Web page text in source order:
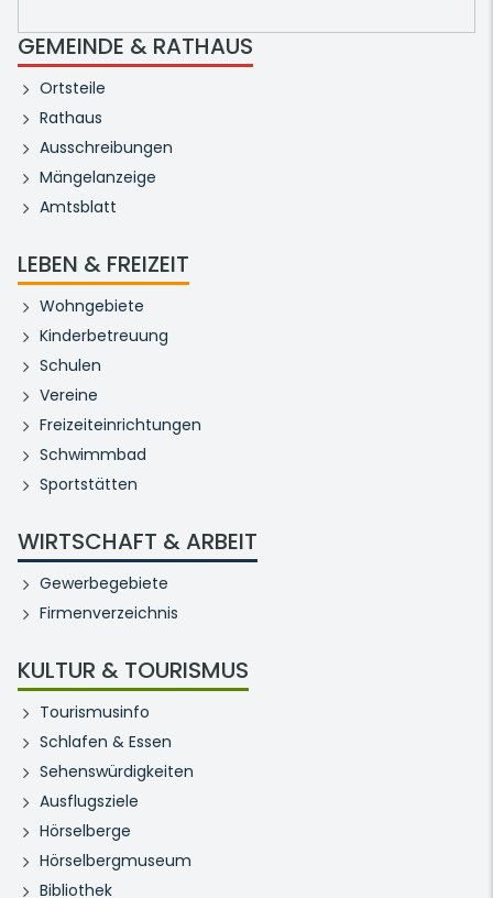
GEMEINDE & RATHAUS
Ortsteile
Rathaus
Ausschreibungen
Mängelanzeige
Amtsblatt
LEBEN & FREIZEIT
Wohngebiete
Kinderbetreuung
Schulen
Vereine
Freizeiteinrichtungen
Schwimmbad
Sportstätten
WIRTSCHAFT & ARBEIT
Gewerbegebiete
Firmenverzeichnis
KULTUR & TOURISMUS
Tourismusinfo
Schlafen & Essen
Sehenswürdigkeiten
Ausflugsziele
Hörselberge
Hörselbergmuseum
Bibliothek